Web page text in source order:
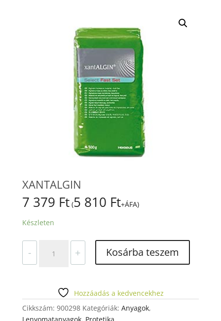
XANTALGIN
7 379 Ft (5 810 Ft+ÁFA)
Készleten
-
mennyiség
+ Kosárba teszem
Hozzáadás a kedvencekhez
Cikkszám: 900298 Kategóriák: Anyagok,
Lenyomatanyagok, Protetika